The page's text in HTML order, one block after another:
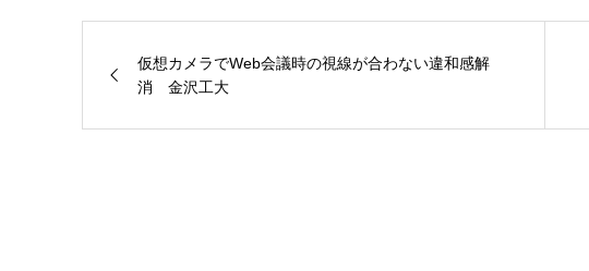
仮想カメラでWeb会議時の視線が合わない違和感解
消 金沢工大